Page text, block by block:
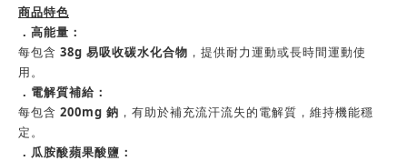
商品特色
．高能量：
每包含 38g 易吸收碳水化合物 ，提供耐力運動或長時間運動使
用。
．電解質補給：
每包含 200mg 鈉 ，有助於補充流汗流失的電解質，維持機能穩
定。
．瓜胺酸蘋果酸鹽：